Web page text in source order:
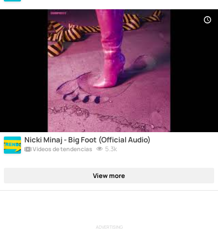
Nicki Minaj - Big Foot (Official Audio)
Vídeos de tendencias 5.3k
View more
ADVERTISING